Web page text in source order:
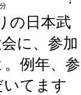
の日本武
に、参加
例年、参
てます